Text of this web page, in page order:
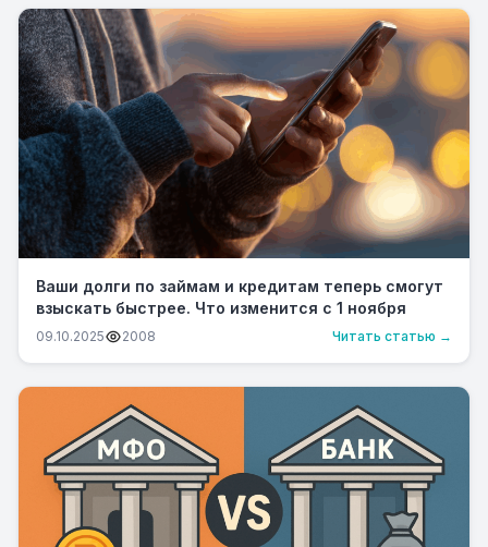
Ваши долги по займам и кредитам теперь смогут
взыскать быстрее. Что изменится с 1 ноября
09.10.2025 2008 Читать статью →